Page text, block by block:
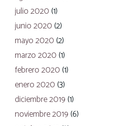
julio 2020 (1)
junio 2020 (2)
mayo 2020 (2)
marzo 2020 (1)
febrero 2020 (1)
enero 2020 (3)
diciembre 2019 (1)
noviembre 2019 (6)